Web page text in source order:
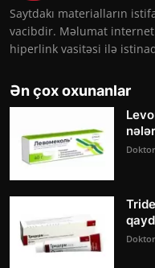
Saytdakı materialların
vacibdir. Məlumat
hiperlink vasitəsi ilə
Ən çox oxunanlar